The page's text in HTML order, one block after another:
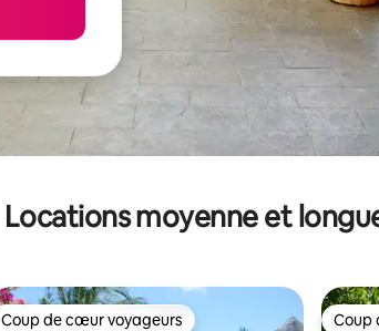
Locations moyenne et
Coup de cœur voyageurs Coup